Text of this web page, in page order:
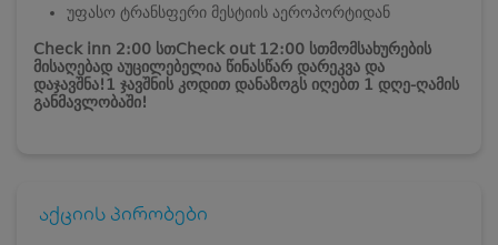
უფასო ტრანსფერი მესტიის აეროპორტიდან
Check inn 2:00 სთCheck out 12:00 სთმომსახურების
მისაღებად აუცილებელია წინასწარ დარეკვა და
დაჯავშნა!1 ჯავშნის კოდით დანაზოგს იღებთ 1 დღე-ღამის
განმავლობაში!
აქციის პირობები